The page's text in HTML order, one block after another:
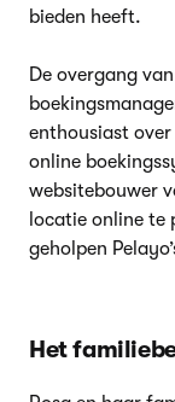
bieden heeft.
De overgang
enthousiast
online
websitebouwer
locatie online te
geholpen
Het